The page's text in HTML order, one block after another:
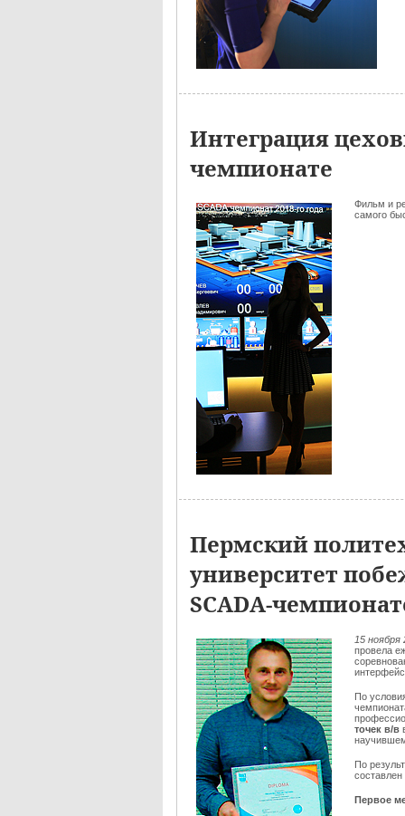
Интеграция
чемпионате
Фильм и
самого
Пермский
университет
SCADA-
15 ноября
провела
По
точек в/в
По
составлен
Первое